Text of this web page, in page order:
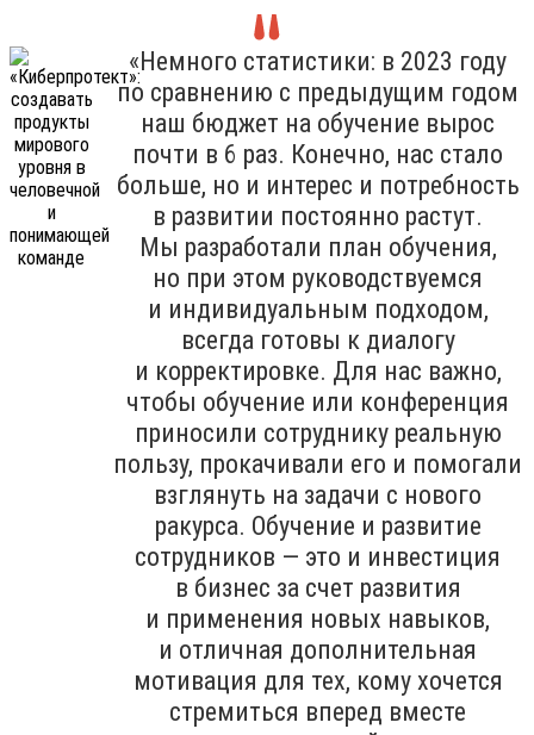
«Немного статистики: в 2023 году
по сравнению с предыдущим годом
наш бюджет на обучение вырос
почти в 6 раз. Конечно, нас стало
больше, но и интерес и потребность
в развитии постоянно растут.
Мы разработали план обучения,
но при этом руководствуемся
и индивидуальным подходом,
всегда готовы к диалогу
и корректировке. Для нас важно,
чтобы обучение или конференция
приносили сотруднику реальную
пользу, прокачивали его и помогали
взглянуть на задачи с нового
ракурса. Обучение и развитие
сотрудников — это и инвестиция
в бизнес за счет развития
и применения новых навыков,
и отличная дополнительная
мотивация для тех, кому хочется
стремиться вперед вместе